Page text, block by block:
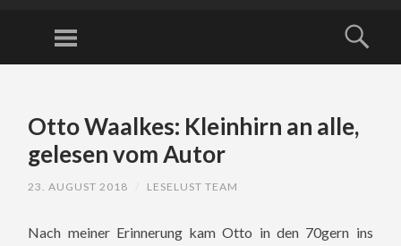
Menu
CONTENTOtto Waalkes: Kleinhirn an alle,
gelesen vom Autor
23. AUGUST 2018 LESELUST TEAM
Nach meiner Erinnerung kam Otto in den 70gern ins